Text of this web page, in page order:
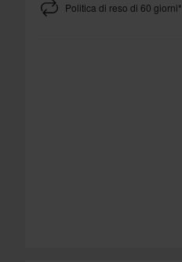
Politica di reso di 60 giorni*